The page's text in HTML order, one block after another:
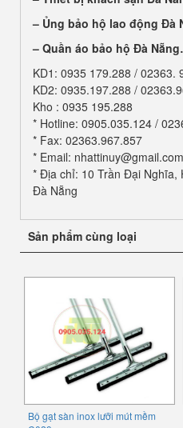
– Ủng bảo hộ lao động Đà
– Quần áo bảo hộ Đà
KD1: 0935 179.288 / 02363.
KD2: 0935.197.288 /
Kho : 0935 195.288
* Hotline: 0905.035.124 /
* Fax: 02363.967.857
* Email: nhattinuy@gmail.com
* Địa chỉ: 10 Trần Đại Nghĩa,
Đà Nẵng
Sản phẩm cùng loại
Bộ gạt sàn inox lưỡi mút mềm